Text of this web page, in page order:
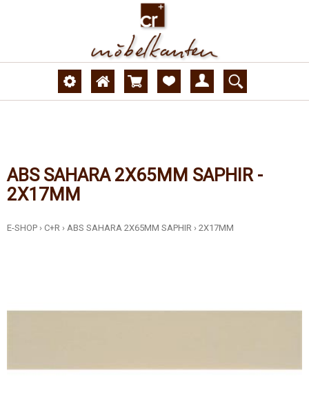
ABS SAHARA 2X65MM SAPHIR -
2X17MM
E-SHOP › C+R › ABS SAHARA 2X65MM SAPHIR › 2X17MM